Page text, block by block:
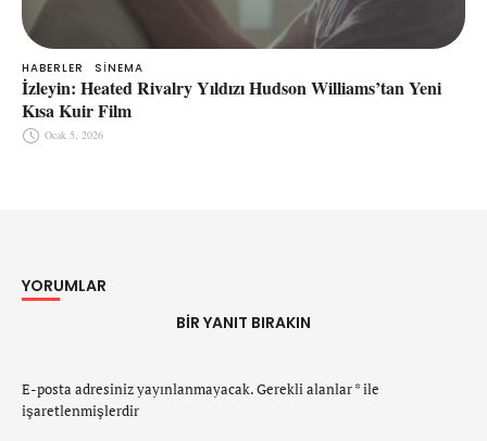
HABERLER SINEMA
İzleyin: Heated Rivalry Yıldızı Hudson Williams’tan Yeni
Kısa Kuir Film
Ocak 5, 2026
YORUMLAR
BIR YANIT BIRAKIN
E-posta adresiniz yayınlanmayacak.Gerekli alanlar*ile
işaretlenmişlerdir